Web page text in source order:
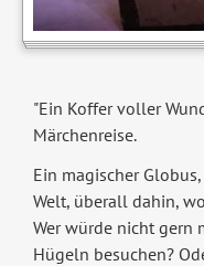
"Ein Koffer voller
Märchenreise.
Ein magischer
Welt, überall dahin,
Wer würde nicht gern
Hügeln besuchen?